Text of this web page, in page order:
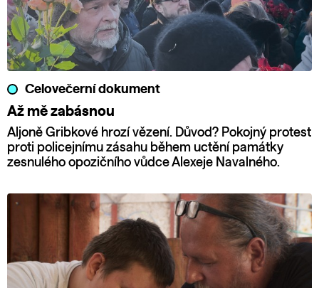
Celovečerní dokument
Až mě zabásnou
Aljoně Gribkové hrozí vězení. Důvod? Pokojný protest
proti policejnímu zásahu během uctění památky
zesnulého opozičního vůdce Alexeje Navalného.